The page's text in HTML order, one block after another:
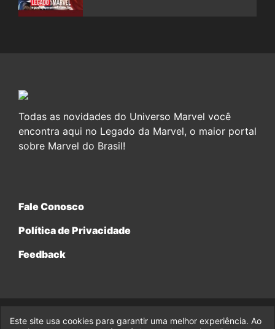
Todas as novidades do Universo Marvel você
encontra aqui no Legado da Marvel, o maior portal
sobre Marvel do Brasil!
Fale Conosco
Política de Privacidade
Feedback
© 2017-2026 Legado da Marvel, uma empresa da Legado
Este site usa cookies para garantir uma melhor experiência. Ao